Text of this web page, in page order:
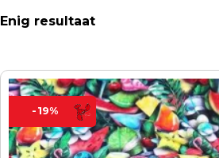
Enig resultaat
-19%